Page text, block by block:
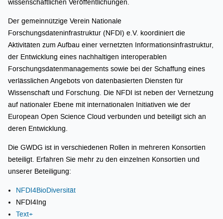
wissenschaftlichen Veröffentlichungen.
Der gemeinnützige Verein Nationale
Forschungsdateninfrastruktur (NFDI) e.V. koordiniert die
Aktivitäten zum Aufbau einer vernetzten Informationsinfrastruktur,
der Entwicklung eines nachhaltigen interoperablen
Forschungsdatenmanagements sowie bei der Schaffung eines
verlässlichen Angebots von datenbasierten Diensten für
Wissenschaft und Forschung. Die NFDI ist neben der Vernetzung
auf nationaler Ebene mit internationalen Initiativen wie der
European Open Science Cloud verbunden und beteiligt sich an
deren Entwicklung.
Die GWDG ist in verschiedenen Rollen in mehreren Konsortien
beteiligt. Erfahren Sie mehr zu den einzelnen Konsortien und
unserer Beteiligung:
NFDI4BioDiversität
NFDI4Ing
Text+